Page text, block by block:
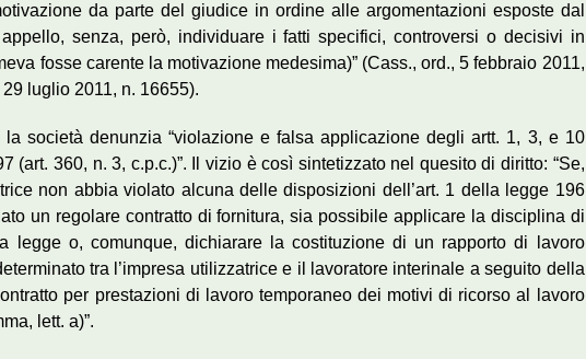
da parte del giudice in ordine alle argomentazioni esposte dal
senza, però, individuare i fatti specifici, controversi o decisivi in
fosse carente la motivazione medesima)” (Cass., ord., 5 febbraio 2011,
luglio 2011, n. 16655).
società denunzia “violazione e falsa applicazione degli artt. 1, 3, e 10
(art. 360, n. 3, c.p.c.)”. Il vizio è così sintetizzato nel quesito di diritto: “Se,
non abbia violato alcuna delle disposizioni dell’art. 1 della legge 196
un regolare contratto di fornitura, sia possibile applicare la disciplina di
legge o, comunque, dichiarare la costituzione di un rapporto di lavoro
tra l’impresa utilizzatrice e il lavoratore interinale a seguito della
per prestazioni di lavoro temporaneo dei motivi di ricorso al lavoro
lett. a)”.